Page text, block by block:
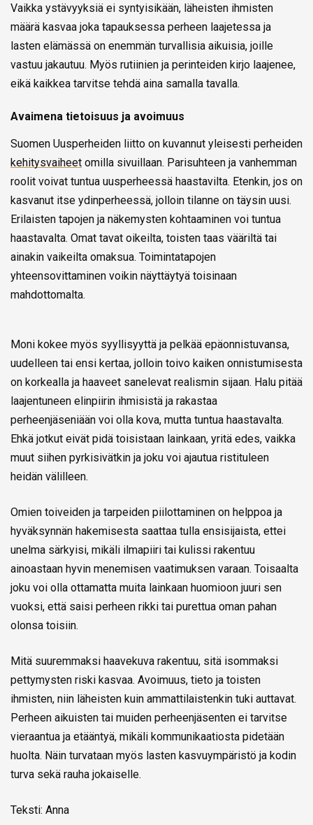
Vaikka ystävyyksiä ei syntyisikään, läheisten ihmisten
määrä kasvaa joka tapauksessa perheen laajetessa ja
lasten elämässä on enemmän turvallisia aikuisia, joille
vastuu jakautuu. Myös rutiinien ja perinteiden kirjo laajenee,
eikä kaikkea tarvitse tehdä aina samalla tavalla.
Avaimena tietoisuus ja avoimuus
Suomen Uusperheiden liitto on kuvannut yleisesti perheiden
kehitysvaiheet omilla sivuillaan. Parisuhteen ja vanhemman
roolit voivat tuntua uusperheessä haastavilta. Etenkin, jos on
kasvanut itse ydinperheessä, jolloin tilanne on täysin uusi.
Erilaisten tapojen ja näkemysten kohtaaminen voi tuntua
haastavalta. Omat tavat oikeilta, toisten taas vääriltä tai
ainakin vaikeilta omaksua. Toimintatapojen
yhteensovittaminen voikin näyttäytyä toisinaan
mahdottomalta.
Moni kokee myös syyllisyyttä ja pelkää epäonnistuvansa,
uudelleen tai ensi kertaa, jolloin toivo kaiken onnistumisesta
on korkealla ja haaveet sanelevat realismin sijaan. Halu pitää
laajentuneen elinpiirin ihmisistä ja rakastaa
perheenjäseniään voi olla kova, mutta tuntua haastavalta.
Ehkä jotkut eivät pidä toisistaan lainkaan, yritä edes, vaikka
muut siihen pyrkisivätkin ja joku voi ajautua ristituleen
heidän välilleen.
Omien toiveiden ja tarpeiden piilottaminen on helppoa ja
hyväksynnän hakemisesta saattaa tulla ensisijaista, ettei
unelma särkyisi, mikäli ilmapiiri tai kulissi rakentuu
ainoastaan hyvin menemisen vaatimuksen varaan. Toisaalta
joku voi olla ottamatta muita lainkaan huomioon juuri sen
vuoksi, että saisi perheen rikki tai purettua oman pahan
olonsa toisiin.
Mitä suuremmaksi haavekuva rakentuu, sitä isommaksi
pettymysten riski kasvaa. Avoimuus, tieto ja toisten
ihmisten, niin läheisten kuin ammattilaistenkin tuki auttavat.
Perheen aikuisten tai muiden perheenjäsenten ei tarvitse
vieraantua ja etääntyä, mikäli kommunikaatiosta pidetään
huolta. Näin turvataan myös lasten kasvuympäristö ja kodin
turva sekä rauha jokaiselle.
Teksti: Anna